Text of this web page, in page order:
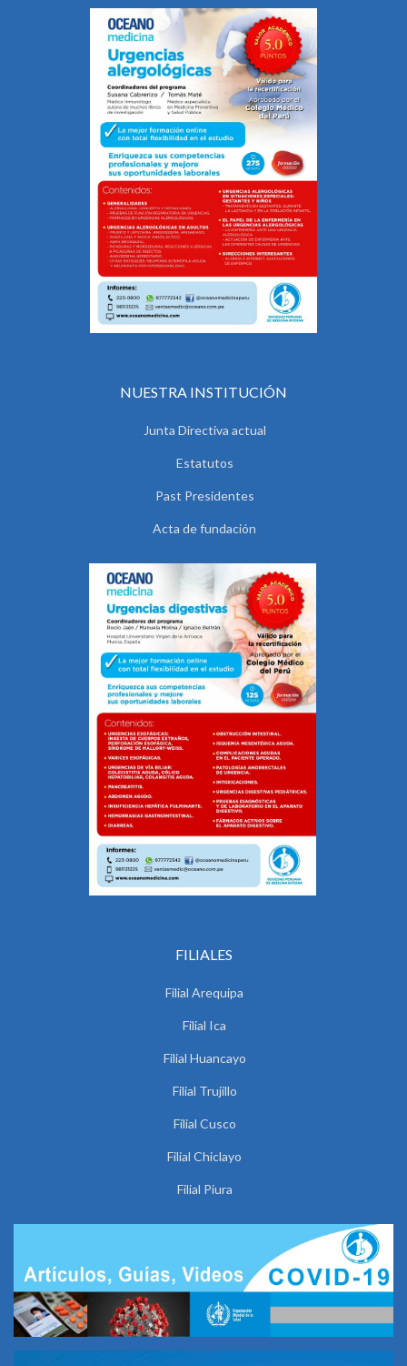
NUESTRA INSTITUCIÓN
Junta Directiva actual
Estatutos
Past Presidentes
Acta de fundación
FILIALES
Filial Arequipa
Filial Ica
Filial Huancayo
Filial Trujillo
Filial Cusco
Filial Chiclayo
Filial Piura